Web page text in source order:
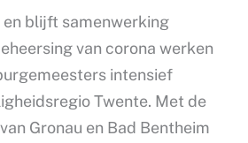
en blijft samenwerking
van corona werken
intensief
Twente. Met de
Gronau en Bad Bentheim